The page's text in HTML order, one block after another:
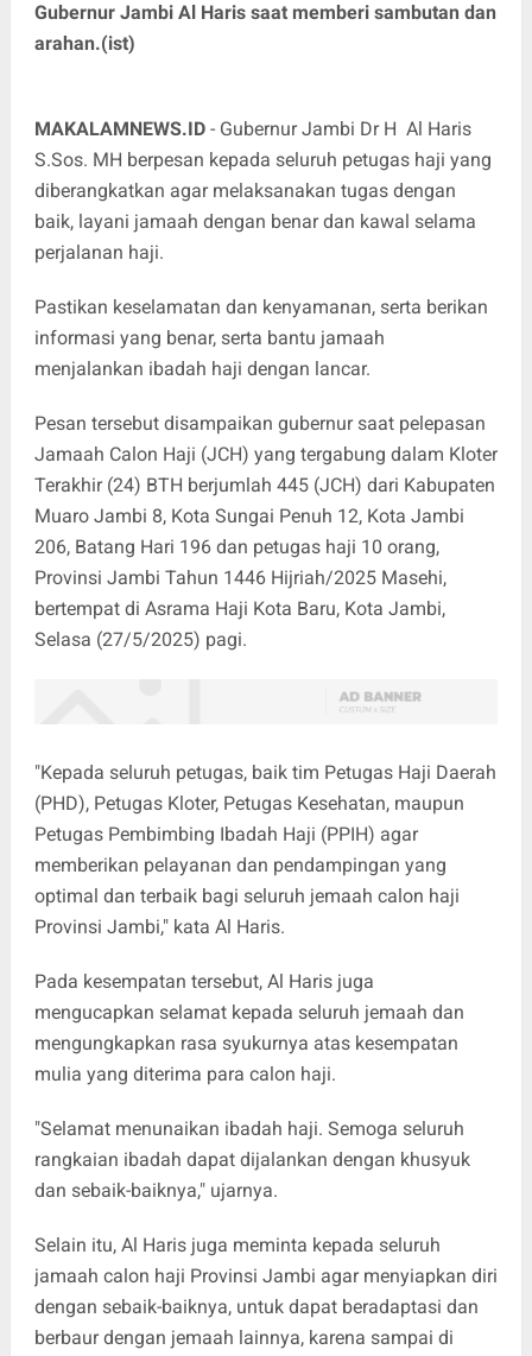
Gubernur Jambi Al Haris saat memberi sambutan dan
arahan.(ist)
MAKALAMNEWS.ID - Gubernur Jambi Dr H Al Haris
S.Sos. MH berpesan kepada seluruh petugas haji yang
diberangkatkan agar melaksanakan tugas dengan
baik, layani jamaah dengan benar dan kawal selama
perjalanan haji.
Pastikan keselamatan dan kenyamanan, serta berikan
informasi yang benar, serta bantu jamaah
menjalankan ibadah haji dengan lancar.
Pesan tersebut disampaikan gubernur saat pelepasan
Jamaah Calon Haji (JCH) yang tergabung dalam Kloter
Terakhir (24) BTH berjumlah 445 (JCH) dari Kabupaten
Muaro Jambi 8, Kota Sungai Penuh 12, Kota Jambi
206, Batang Hari 196 dan petugas haji 10 orang,
Provinsi Jambi Tahun 1446 Hijriah/2025 Masehi,
bertempat di Asrama Haji Kota Baru, Kota Jambi,
Selasa (27/5/2025) pagi.
"Kepada seluruh petugas, baik tim Petugas Haji Daerah
(PHD), Petugas Kloter, Petugas Kesehatan, maupun
Petugas Pembimbing Ibadah Haji (PPIH) agar
memberikan pelayanan dan pendampingan yang
optimal dan terbaik bagi seluruh jemaah calon haji
Provinsi Jambi," kata Al Haris.
Pada kesempatan tersebut, Al Haris juga
mengucapkan selamat kepada seluruh jemaah dan
mengungkapkan rasa syukurnya atas kesempatan
mulia yang diterima para calon haji.
"Selamat menunaikan ibadah haji. Semoga seluruh
rangkaian ibadah dapat dijalankan dengan khusyuk
dan sebaik-baiknya," ujarnya.
Selain itu, Al Haris juga meminta kepada seluruh
jamaah calon haji Provinsi Jambi agar menyiapkan diri
dengan sebaik-baiknya, untuk dapat beradaptasi dan
berbaur dengan jemaah lainnya, karena sampai di